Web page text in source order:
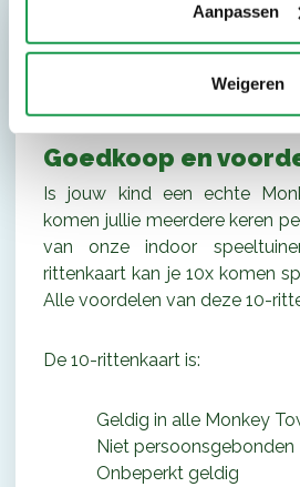
Aanpassen
Weigeren
10-rittenkaart
Goedkoop en
Is jouw kind een echte
komen jullie meerdere keren
van onze indoor
rittenkaart kan je 10x komen
Alle voordelen van deze 10-
De 10-rittenkaart is:
Geldig in alle Monkey
Niet persoonsgebonden
Onbeperkt geldig